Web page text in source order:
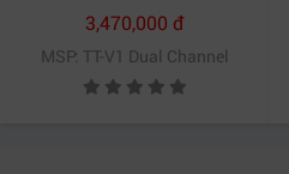
kênh kép
3,470,000 đ
MSP: TT-V1 Dual Channel